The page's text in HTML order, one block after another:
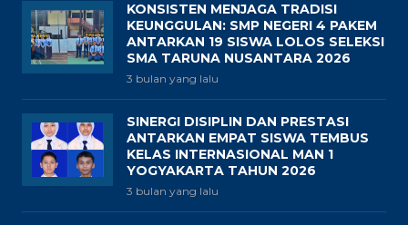
KONSISTEN MENJAGA TRADISI
KEUNGGULAN: SMP NEGERI 4 PAKEM
ANTARKAN 19 SISWA LOLOS SELEKSI
SMA TARUNA NUSANTARA 2026
3 bulan yang lalu
SINERGI DISIPLIN DAN PRESTASI
ANTARKAN EMPAT SISWA TEMBUS
KELAS INTERNASIONAL MAN 1
YOGYAKARTA TAHUN 2026
3 bulan yang lalu